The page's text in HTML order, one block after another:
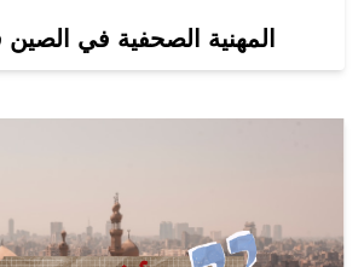
المهنية الصحفية في